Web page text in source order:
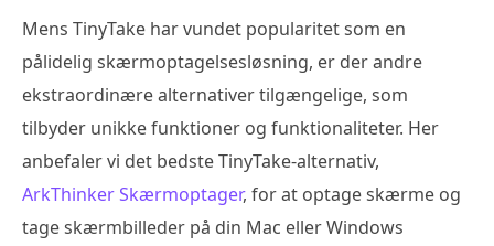
Mens TinyTake har vundet popularitet som en
pålidelig skærmoptagelsesløsning, er der andre
ekstraordinære alternativer tilgængelige, som
tilbyder unikke funktioner og funktionaliteter. Her
anbefaler vi det bedste TinyTake-alternativ,
ArkThinker Skærmoptager, for at optage skærme og
tage skærmbilleder på din Mac eller Windows